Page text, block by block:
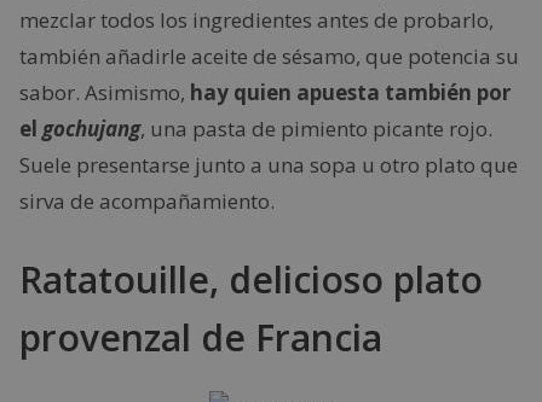
mezclar todos los ingredientes antes de probarlo,
también añadirle aceite de sésamo, que potencia su
sabor. Asimismo, hay quien apuesta también por
el gochujang, una pasta de pimiento picante rojo.
Suele presentarse junto a una sopa u otro plato que
sirva de acompañamiento.
Ratatouille, delicioso plato
provenzal de Francia